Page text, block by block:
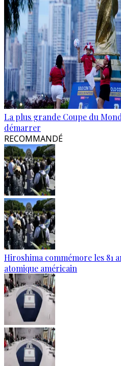
La plus grande Coupe du
démarrer
RECOMMANDÉ
Hiroshima commémore les 81
atomique américain